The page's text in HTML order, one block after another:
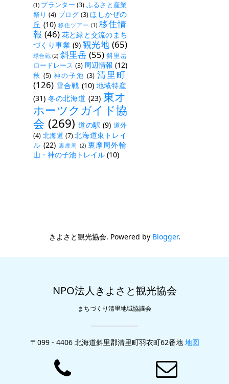
(1) プランター (3) ふるさと産業
祭り (4) ブログ (3) ほしかぜの
丘 (10) 移住ツアー (1) 移住情
報 (46) 花と緑と交流のまち
づくり事業 (9) 観光地 (65)
球合戦 (2) 斜里岳 (55) 斜里岳
ロードレース (3) 周辺情報 (12)
秋 (5) 神の子池 (3) 清里町
(126) 雪合戦 (10) 地域特産
(31) 冬の北海道 (23) 東オ
ホーツクガイド協
会 (269) 道の駅 (9) 道外
(4) 北海道 (7) 北海道東トレイ
ル (22) 裏摩周 (2) 裏摩周外輪
山・神の子池トレイル (10)
きよさと観光協会. Powered by Blogger.
NPO法人きよさと観光協会
まちづくり清里地域協議会
〒099 - 4406 北海道斜里郡清里町羽衣町62番地 地図